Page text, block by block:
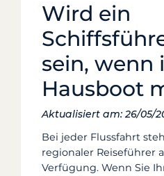
Wird ein
sein, wenn
Hausboot
Aktualisiert am: 26/05/
Bei jeder Flussfahrt
regionaler Reiseführer
Verfügung. Wenn Sie